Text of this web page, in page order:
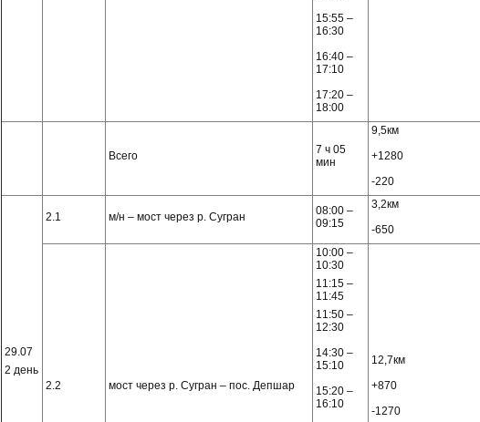
15:55 –
16:30
16:40 –
17:10
17:20 –
18:00
Всего
7 ч 05
мин
9,5км
+1280
-220
29.07
2 день
2.1 м/н – мост через р. Сугран
08:00 –
09:15
3,2км
-650
2.2 мост через р. Сугран – пос. Депшар
10:00 –
10:30
11:15 –
11:45
11:50 –
12:30
14:30 –
15:10
15:20 –
16:10
12,7км
+870
-1270